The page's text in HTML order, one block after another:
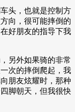
头，也就是控制方
向，很可能摔倒的
好朋友的指导下我
另外如果骑的非常
次的摔倒爬起，我
朋友炫耀时，那种
脚朝天，但我很快